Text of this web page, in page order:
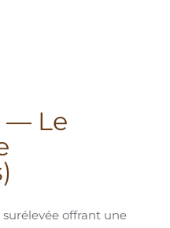
— Le
offrant une